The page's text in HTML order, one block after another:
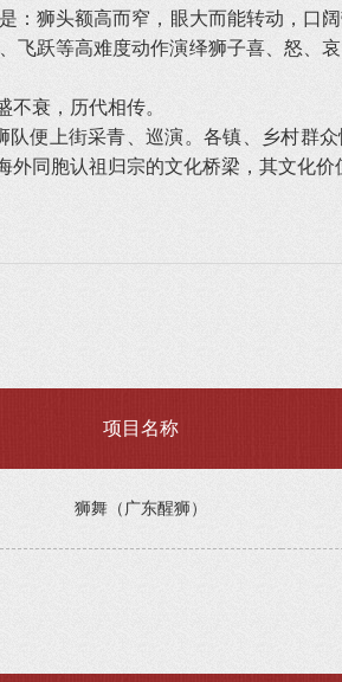
：狮头额高而窄，眼大而能转动，口
飞跃等高难度动作演绎狮子喜、怒、
衰，历代相传。
便上街采青、巡演。各镇、乡村群众
同胞认祖归宗的文化桥梁，其文化价
项目名称
狮舞（广东醒狮）